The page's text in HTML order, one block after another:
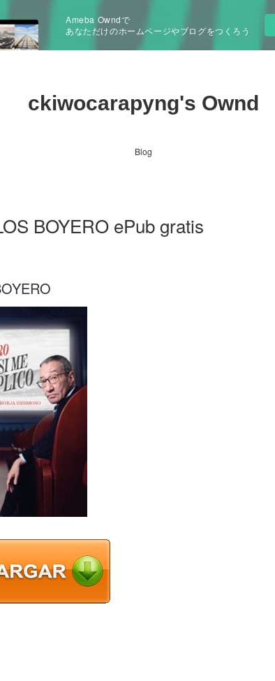
Ameba Owndで
あなただけのホームページやブログをつくろう
ckiwocarapyng's Ownd
Blog
BOYERO ePub gratis